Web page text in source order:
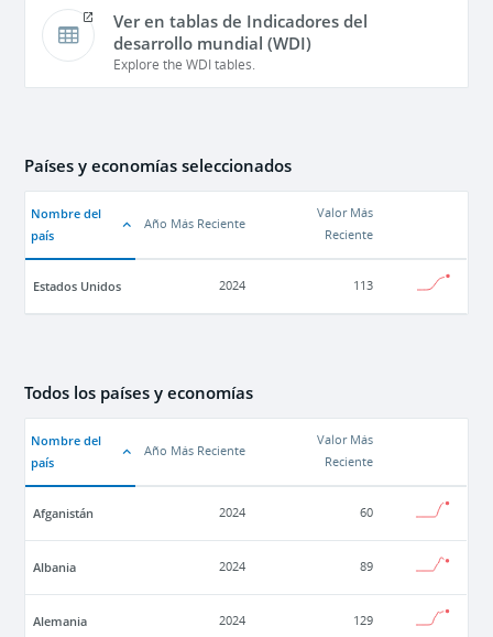
Ver en tablas de Indicadores del
desarrollo mundial (WDI)
Explore the WDI tables.
Países y economías seleccionados
Nombre del
país
Año Más Reciente
Valor Más
Reciente
Estados Unidos 2024 113
Todos los países y economías
Nombre del
país
Año Más Reciente
Valor Más
Reciente
Afganistán 2024 60
Albania 2024 89
Alemania 2024 129